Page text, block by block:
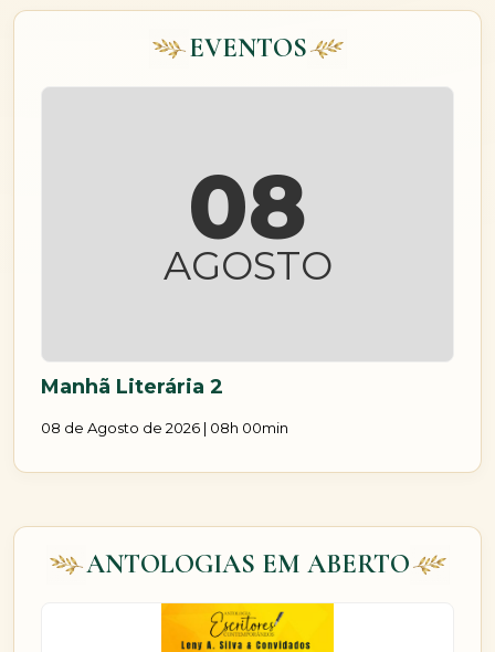
EVENTOS
08
AGOSTO
Manhã Literária 2
08 de Agosto de 2026 | 08h 00min
ANTOLOGIAS EM ABERTO